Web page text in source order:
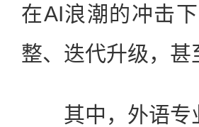
在AI浪潮的冲击
整、迭代升级，甚
其中，外语专